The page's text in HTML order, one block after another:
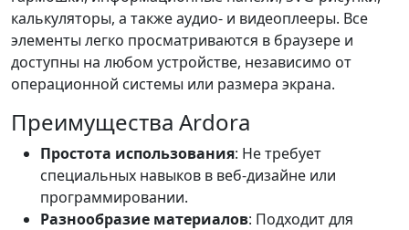
калькуляторы, а также аудио- и видеоплееры. Все
элементы легко просматриваются в браузере и
доступны на любом устройстве, независимо от
операционной системы или размера экрана.
Преимущества Ardora
Простота использования: Не требует
специальных навыков в веб-дизайне или
программировании.
Разнообразие материалов: Подходит для